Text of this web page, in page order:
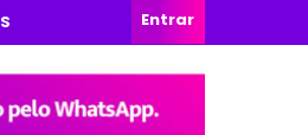
Entrar